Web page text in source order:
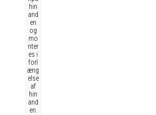
hin
and
en
og
mo
nter
es i
forl
æng
else
af
hin
and
en.